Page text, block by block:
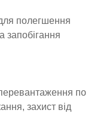
полегшення
запобігання
перевантаження по
захист від